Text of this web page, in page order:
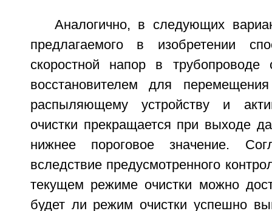
Аналогично, в следующих
предлагаемого в изобретении
скоростной напор в трубопроводе
восстановителем для
распыляющему устройству и
очистки прекращается при выходе
нижнее пороговое значение.
вследствие предусмотренного
текущем режиме очистки можно
будет ли режим очистки успешно